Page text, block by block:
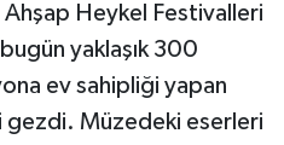
Ahşap Heykel Festivalleri
yaklaşık 300
ev sahipliği yapan
gezdi. Müzedeki eserleri